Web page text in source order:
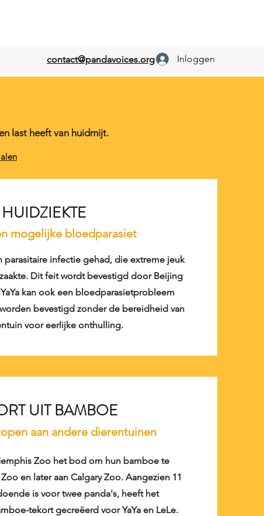
contact@pandavoices.org Inloggen
last heeft van huidmijt.
HUIDZIEKTE
mogelijke bloedparasiet
parasitaire infectie gehad, die extreme jeuk
Dit feit wordt bevestigd door Beijing
kan ook een bloedparasietprobleem
bevestigd zonder de bereidheid van
voor eerlijke onthulling.
UIT BAMBOE
aan andere dierentuinen
Zoo het bod om hun bamboe te
en later aan Calgary Zoo. Aangezien 11
is voor twee panda's, heeft het
tekort gecreëerd voor YaYa en LeLe.